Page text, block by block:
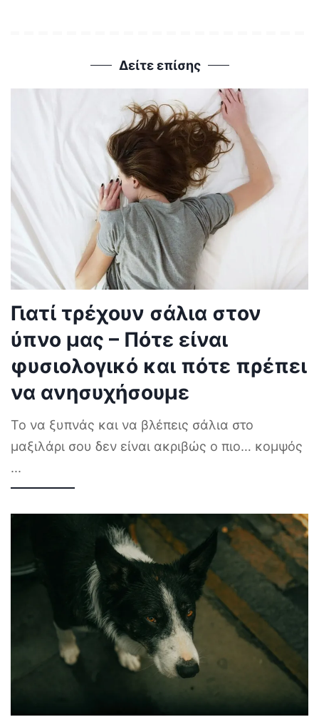
Δείτε επίσης
Γιατί τρέχουν σάλια στον
ύπνο μας – Πότε είναι
φυσιολογικό και πότε πρέπει
να ανησυχήσουμε
Το να ξυπνάς και να βλέπεις σάλια στο
μαξιλάρι σου δεν είναι ακριβώς ο πιο… κομψός
...